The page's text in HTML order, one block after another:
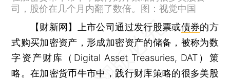
司，股价在几个月内翻了数倍。图：视觉中国
【财新网】
上市公司通过发行股票或债券的方
式购买加密资产，形成加密资产的储备，被称为数
字资产财库（Digital Asset Treasuries, DAT）策
略。在加密货币牛市中，践行财库策略的很多美股